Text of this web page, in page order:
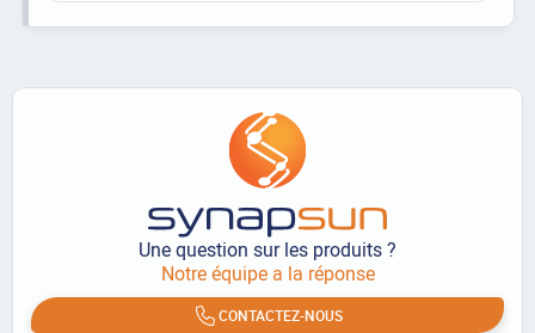
Une question sur les produits ?
Notre équipe a la réponse
CONTACTEZ-NOUS